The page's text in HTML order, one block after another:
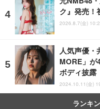
ク』発売！
2026.8.7(金)
人気声優
MORE」が
ボディ披露
2024.10.11(金)
ランキ